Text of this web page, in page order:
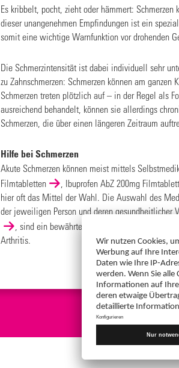
Es kribbelt, pocht, zieht oder hämmert:
dieser unangenehmen Empfindungen ist ein
somit eine wichtige Warnfunktion vor drohenden
Die Schmerzintensität ist dabei individuell sehr
zu Zahnschmerzen: Schmerzen können am
Schmerzen treten plötzlich auf – in der Regel als
ausreichend behandelt, können sie allerdings
Schmerzen, die über einen längeren Zeitraum
Hilfe bei Schmerzen
Akute Schmerzen können meist mittels
Filmtabletten
Ibuprofen AbZ 200mg
hier oft das Mittel der Wahl. Die Auswahl des
der jeweiligen Person und deren gesundheitlicher
, sind ein bewährtes Mittel zur
Arthritis.